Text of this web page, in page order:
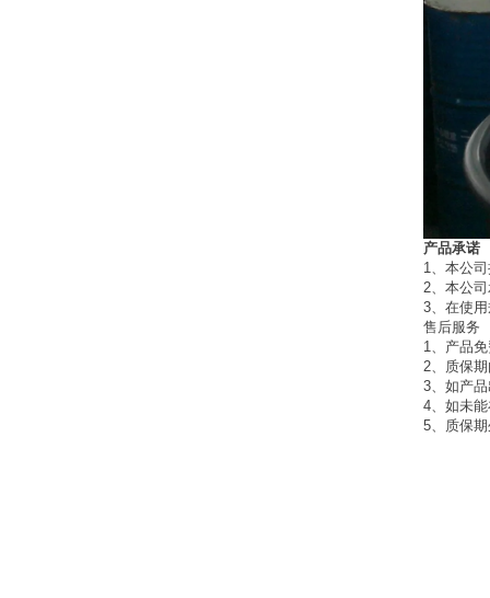
产品承诺
1、本公
2、本公
3、在使
售后服务
1、产品
2、质
3、如产
4、如未
5、质保